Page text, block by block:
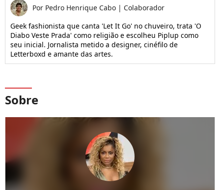
Por Pedro Henrique Cabo | Colaborador
Geek fashionista que canta 'Let It Go' no chuveiro, trata 'O
Diabo Veste Prada' como religião e escolheu Piplup como
seu inicial. Jornalista metido a designer, cinéfilo de
Letterboxd e amante das artes.
Sobre